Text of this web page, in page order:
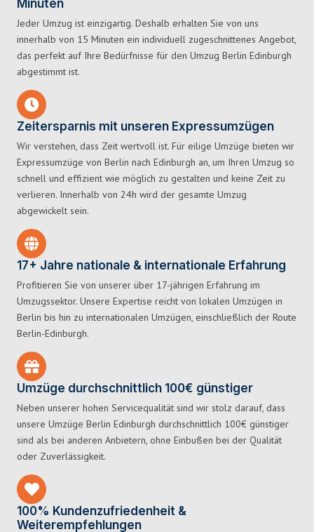
Minuten
Jeder Umzug ist einzigartig. Deshalb erhalten Sie von uns
innerhalb von 15 Minuten ein individuell zugeschnittenes Angebot,
das perfekt auf Ihre Bedürfnisse für den Umzug Berlin Edinburgh
abgestimmt ist.
Zeitersparnis mit unseren Expressumzügen
Wir verstehen, dass Zeit wertvoll ist. Für eilige Umzüge bieten wir
Expressumzüge von Berlin nach Edinburgh an, um Ihren Umzug so
schnell und effizient wie möglich zu gestalten und keine Zeit zu
verlieren. Innerhalb von 24h wird der gesamte Umzug
abgewickelt sein.
17+ Jahre nationale & internationale Erfahrung
Profitieren Sie von unserer über 17-jährigen Erfahrung im
Umzugssektor. Unsere Expertise reicht von lokalen Umzügen in
Berlin bis hin zu internationalen Umzügen, einschließlich der Route
Berlin-Edinburgh.
Umzüge durchschnittlich 100€ günstiger
Neben unserer hohen Servicequalität sind wir stolz darauf, dass
unsere Umzüge Berlin Edinburgh durchschnittlich 100€ günstiger
sind als bei anderen Anbietern, ohne Einbußen bei der Qualität
oder Zuverlässigkeit.
100% Kundenzufriedenheit &
Weiterempfehlungen